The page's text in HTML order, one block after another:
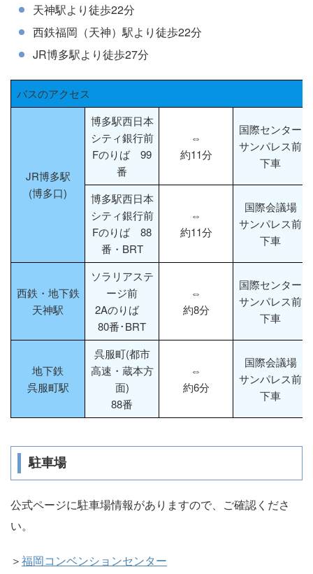
天神駅より徒歩22分
西鉄福岡（天神）駅より徒歩22分
JR博多駅より徒歩27分
バスのアクセス
JR博多駅
(博多口)
博多駅西日本
シティ銀行前
Fのりば 99
番
⇔
約11分
国際センター
サンパレス前
下車
博多駅西日本
シティ銀行前
Fのりば 88
番・BRT
⇔
約11分
国際会議場
サンパレス前
下車
西鉄・地下鉄
天神駅
ソラリアステ
ージ前
2Aのりば
80番･BRT
⇔
約8分
国際センター
サンパレス前
下車
地下鉄
呉服町駅
呉服町(都市
高速・蔵本方
面)
88番
⇔
約6分
国際会議場
サンパレス前
下車
駐車場
公式ページに駐車場情報がありますので、ご確認くださ
い。
＞福岡コンベンションセンター